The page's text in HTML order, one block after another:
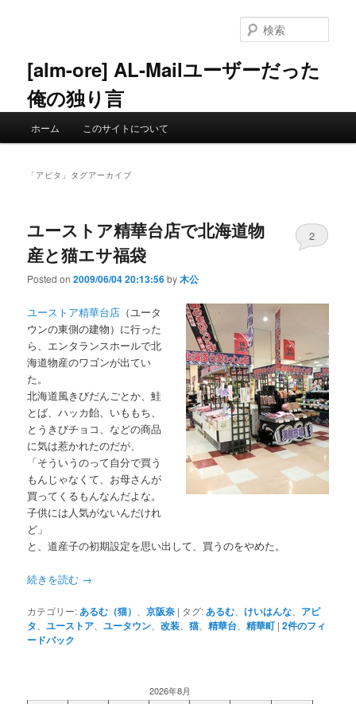
ン
へ
ツ
移
[alm-ore] AL-Mailユーザーだった
俺の独り言
索
ホーム このサイトについて
「 アピタ 」タグアーカイブ
ユーストア精華台店で北海道物
産と猫エサ福袋
Posted on2009/06/04 20:13:56by木公
2
ユーストア精華台店 （ユータ
ウンの東側の建物）に行った
ら、エンタランスホールで北
海道物産のワゴンが出てい
た。
北海道風きびだんごとか、鮭
とば、ハッカ飴、いももち、
とうきびチョコ、などの商品
に気は惹かれたのだが、
「そういうのって自分で買う
もんじゃなくて、お母さんが
買ってくるもんなんだよな。
子供には人気がないんだけれ
ど」
と、道産子の初期設定を思い出して、買うのをやめた。
続きを読む →
カテゴリー:あるむ（猫） 、京阪奈 | タグ:あるむ けいはんな
アピ
タ 、ユーストア 、ユータウン 、改装 、猫 、精華台 、精華町 |2件のフィ
ードバック
2026年8月